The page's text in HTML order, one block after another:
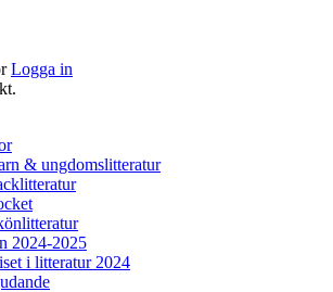
Logga in
& ungdomslitteratur
2024-2025
i litteratur 2024